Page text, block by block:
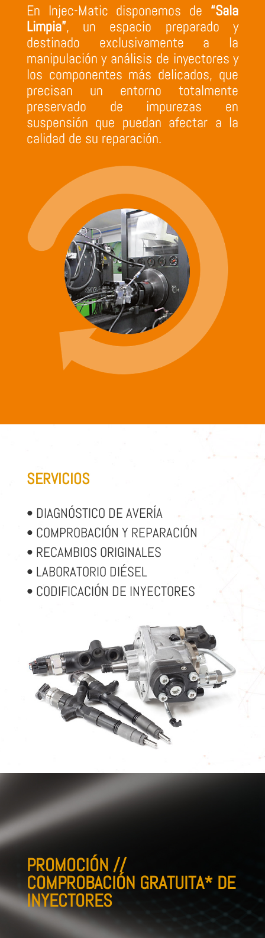
En Injec-Matic disponemos de “Sala
Limpia”, un espacio preparado y
destinado exclusivamente a la
manipulación y análisis de inyectores y
los componentes más delicados, que
precisan un entorno totalmente
preservado de impurezas en
suspensión que puedan afectar a la
calidad de su reparación.
SERVICIOS
• DIAGNÓSTICO DE AVERÍA
• COMPROBACIÓN Y REPARACIÓN
• RECAMBIOS ORIGINALES
• LABORATORIO DIÉSEL
• CODIFICACIÓN DE INYECTORES
PROMOCIÓN //
COMPROBACIÓN GRATUITA* DE
INYECTORES